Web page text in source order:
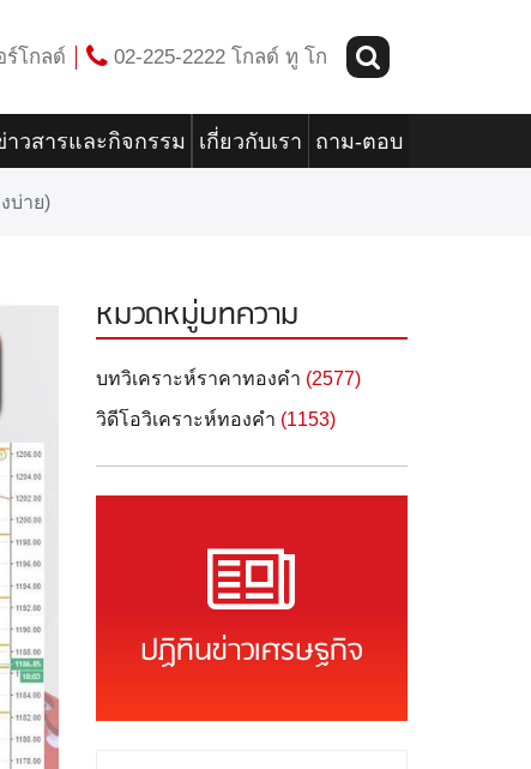
ร์โกลด์ 02-225-2222 โกลด์ ทู โก
าวสารและกิจกรรม เกี่ยวกับเรา ถาม-ตอบ
บ่าย)
หมวดหมู่บทความ
บทวิเคราะห์ราคาทองคำ (2577)
วิดีโอวิเคราะห์ทองคำ (1153)
ปฏิทินข่าวเศรษฐกิจ